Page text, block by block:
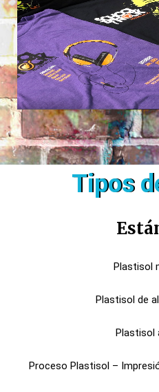
Tipos
Plastisol
Plastisol de
Plastisol
Proceso Plastisol –